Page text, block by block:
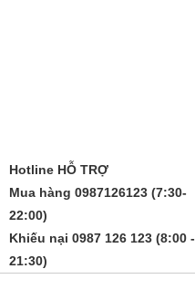
Hotline HỖ TRỢ
Mua hàng 0987126123 (7:30-
22:00)
Khiếu nại 0987 126 123 (8:00 -
21:30)